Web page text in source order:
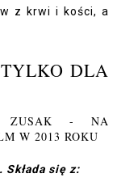
z krwi i kości, a
DLA
ZUSAK - NA
W 2013 ROKU
się z: